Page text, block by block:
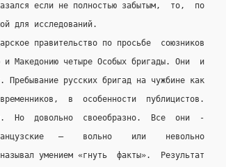
если не полностью забытым,  то,  по
для исследований.
правительство по просьбе  союзников
Македонию четыре Особых бригады. Они  и
Пребывание русских бригад на чужбине как
в  особенности  публицистов.
Но  довольно  своеобразно.  Все  они  -
–    вольно    или    невольно
умением «гнуть  факты».  Результат